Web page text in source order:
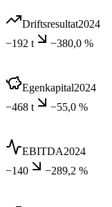
Driftsresultat2024
−192 t
−380,0 %
Egenkapital2024
−468 t
−55,0 %
EBITDA2024
−140
−289,2 %